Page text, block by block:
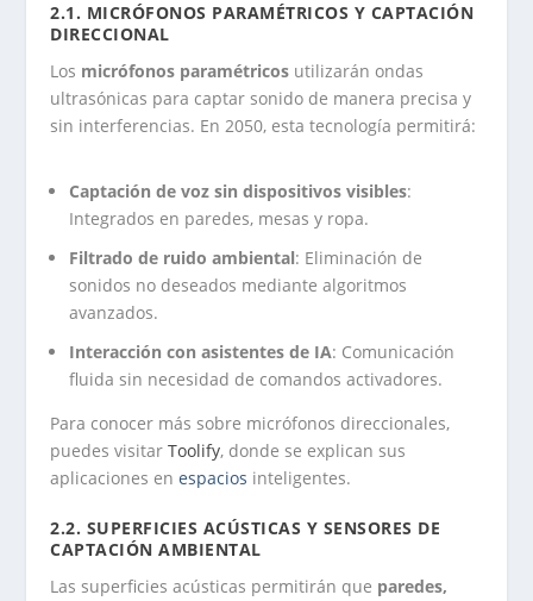
2.1. MICRÓFONOS PARAMÉTRICOS Y CAPTACIÓN
DIRECCIONAL
Los micrófonos paramétricos utilizarán ondas
ultrasónicas para captar sonido de manera precisa y
sin interferencias. En 2050, esta tecnología permitirá:
Captación de voz sin dispositivos visibles:
Integrados en paredes, mesas y ropa.
Filtrado de ruido ambiental: Eliminación de
sonidos no deseados mediante algoritmos
avanzados.
Interacción con asistentes de IA: Comunicación
fluida sin necesidad de comandos activadores.
Para conocer más sobre micrófonos direccionales,
puedes visitarToolify, donde se explican sus
aplicaciones enespacios inteligentes.
2.2. SUPERFICIES ACÚSTICAS Y SENSORES DE
CAPTACIÓN AMBIENTAL
Las superficies acústicas permitirán que paredes,